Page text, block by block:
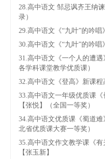
28.高中语文 邹忌讽齐王纳
录）
29.高中语文《“九叶”的吟唱
30.高中语文《“九叶”的吟唱
31.高中语文《一个人的遭
各学科课堂教学优质课）
32.高中语文《登高》新课
33.高中语文一年级优质课
【张悦】（全国一等奖）
34.高中语文优质课《蜀道
北省优质课大赛一等奖）
35.高中语文作文教学课《有
【张玉新】